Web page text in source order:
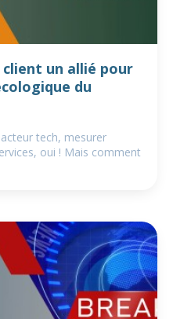
client un allié pour
du
tech, mesurer
oui ! Mais comment